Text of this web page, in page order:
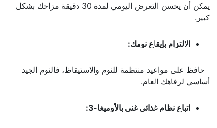
يمكن أن يحسن التعرض اليومي لمدة 30 دقيقة مزاجك بشكل
كبير.
الالتزام بإيقاع نومك:
حافظ على مواعيد منتظمة للنوم والاستيقاظ، فالنوم الجيد
أساسي لرفاهك العام.
اتباع نظام غذائي غني بالأوميغا-3: